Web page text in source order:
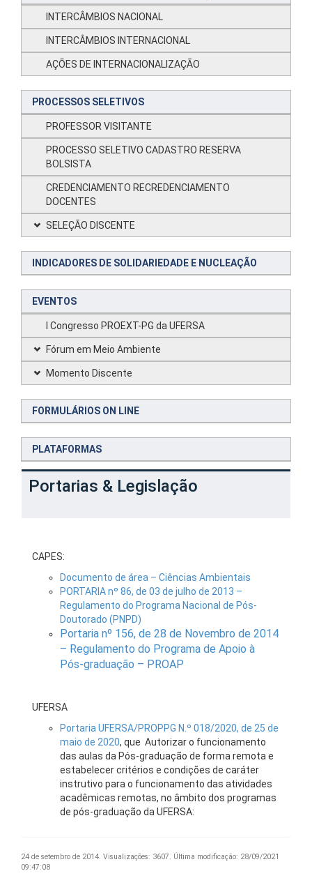
INTERCÂMBIOS NACIONAL
INTERCÂMBIOS INTERNACIONAL
AÇÕES DE INTERNACIONALIZAÇÃO
PROCESSOS SELETIVOS
PROFESSOR VISITANTE
PROCESSO SELETIVO CADASTRO RESERVA
BOLSISTA
CREDENCIAMENTO RECREDENCIAMENTO
DOCENTES
SELEÇÃO DISCENTE
INDICADORES DE SOLIDARIEDADE E NUCLEAÇÃO
EVENTOS
I Congresso PROEXT-PG da UFERSA
Fórum em Meio Ambiente
Momento Discente
FORMULÁRIOS ON LINE
PLATAFORMAS
Portarias & Legislação
CAPES:
Documento de área – Ciências Ambientais
PORTARIA nº 86, de 03 de julho de 2013 –
Regulamento do Programa Nacional de Pós-
Doutorado (PNPD)
Portaria nº 156, de 28 de Novembro de 2014
– Regulamento do Programa de Apoio à
Pós-graduação – PROAP
UFERSA
Portaria UFERSA/PROPPG N.º 018/2020, de 25 de
maio de 2020, que Autorizar o funcionamento
das aulas da Pós-graduação de forma remota e
estabelecer critérios e condições de caráter
instrutivo para o funcionamento das atividades
acadêmicas remotas, no âmbito dos programas
de pós-graduação da UFERSA:
24 de setembro de 2014. Visualizações: 3607. Última modificação: 28/09/2021
09:47:08